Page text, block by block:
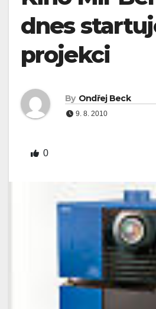
dnes
projekci
By Ondřej Beck
9. 8. 2010
0